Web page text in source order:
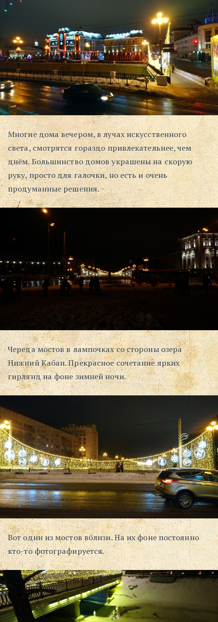
Многие дома вечером, в лучах искусственного
света, смотрятся гораздо привлекательнее, чем
днём. Большинство домов украшены на скорую
руку, просто для галочки, но есть и очень
продуманные решения.
Череда мостов в лампочках со стороны озера
Нижний Кабан. Прекрасное сочетание ярких
гирлянд на фоне зимней ночи.
Вот один из мостов вблизи. На их фоне постоянно
кто-то фотографируется.